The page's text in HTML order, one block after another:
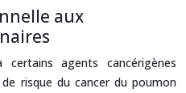
aux
certains agents cancérigènes
risque du cancer du poumon